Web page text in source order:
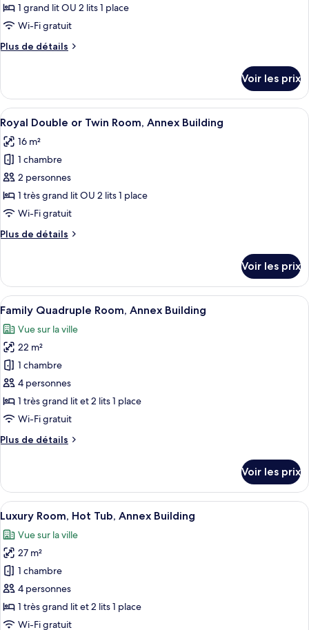
de
chambre :
Élite
avec
lits
jumeaux,
vue
ville,
dans
les
dépendances
1 grand lit OU 2 lits 1 place
Wi-Fi gratuit
Plus de détails
Plus
le
type
de
chambre
Chambre
Élite
Double
ou
avec
lits
jumeaux,
vue
dépendances
Voir les prix
Afficher
toutes
les
photos
pour
ce
type
chambre :
or
Twin
Room,
Annex
Building
Une chambre moderne avec un
8
Royal Double or Twin Room, Annex Building
16 m²
1 chambre
2 personnes
1 très grand lit OU 2 lits 1 place
Wi-Fi gratuit
Plus de détails
Plus
le
type
de
chambre
Royal
Double
or
Twin
Room,
Annex
Building
Voir les prix
Afficher
toutes
les
photos
pour
ce
type
de
chambre :
Family
Annex
Building
Une chambre avec un plafond en
9
Family Quadruple Room, Annex Building
Vue sur la ville
22 m²
1 chambre
4 personnes
1 très grand lit et 2 lits 1 place
Wi-Fi gratuit
Plus de détails
Plus
le
type
de
chambre
Family
Quadruple
Room,
Annex
Building
Voir les prix
Afficher
toutes
les
photos
pour
ce
type
de
Luxury Room, Hot Tub, Annex
12
Luxury Room, Hot Tub, Annex Building
Vue sur la ville
27 m²
1 chambre
4 personnes
1 très grand lit et 2 lits 1 place
Wi-Fi gratuit